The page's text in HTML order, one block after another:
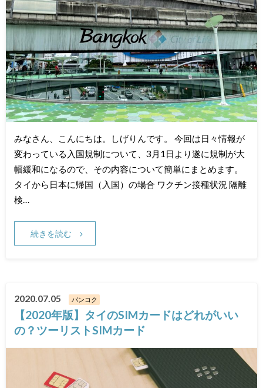
みなさん、こんにちは。しげりんです。 今回は日々情報が
変わっている入国規制について、3月1日より遂に規制が大
幅緩和になるので、その内容について簡単にまとめます。
タイから日本に帰国（入国）の場合 ワクチン接種状況 隔離
検…
続きを読む
2020.07.05 バンコク
【2020年版】タイのSIMカードはどれがいい
の？ツーリストSIMカード